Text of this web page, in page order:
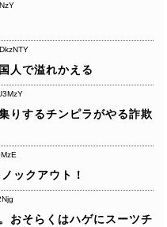
人で溢れかえる
りするチンピラがやる詐欺
ックアウト！
おそらくはハゲにスーツチ